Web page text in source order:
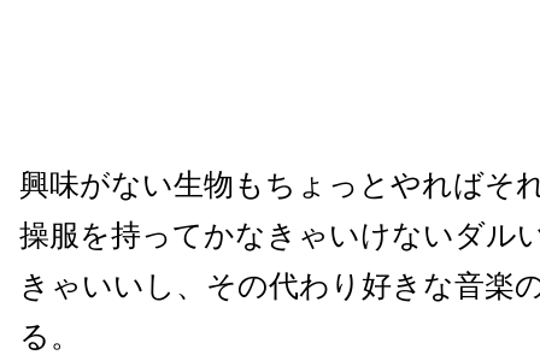
興味がない生物もちょっとやればそ
操服を持ってかなきゃいけないダル
きゃいいし、その代わり好きな音楽
る。